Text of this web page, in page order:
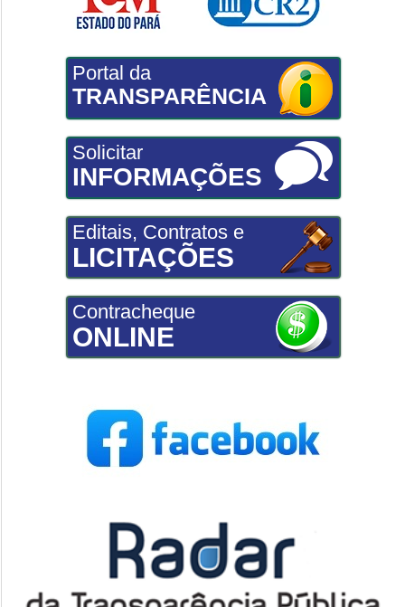
Portal da
TRANSPARÊNCIA
Solicitar
INFORMAÇÕES
Editais, Contratos e
LICITAÇÕES
Contracheque
ONLINE